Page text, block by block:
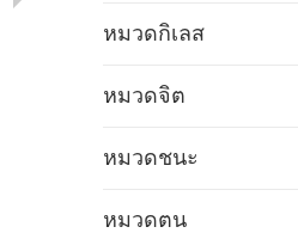
หมวดกิเลส
หมวดจิต
หมวดชนะ
หมวดตน